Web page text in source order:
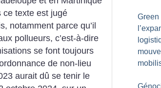
ce texte est jugé
notamment parce qu’il
pollueurs, c’est-à-dire
se font toujours
de non-lieu
aurait dû se tenir le
Green